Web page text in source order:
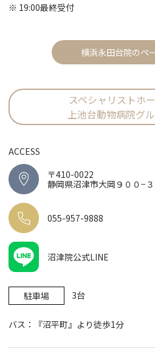
※ 19:00最終受付
横浜永田台院のペ
スペシャリストホ
上池台動物病院グ
ACCESS
〒410-0022
静岡県沼津市大岡９００−３
055-957-9888
沼津院公式LINE
駐車場 3台
バス：『沼平町』より徒歩1分